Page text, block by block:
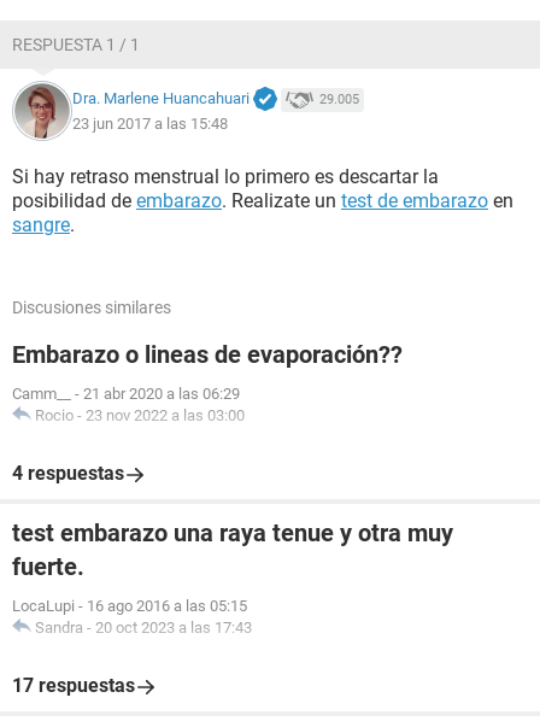
RESPUESTA 1 / 1
Dra. Marlene Huancahuari 29.005
23 jun 2017 a las 15:48
Si hay retraso menstrual lo primero es descartar la
posibilidad de embarazo. Realizate un test de embarazo en
sangre.
Discusiones similares
Embarazo o lineas de evaporación??
Camm__ - 21 abr 2020 a las 06:29
Rocio - 23 nov 2022 a las 03:00
4 respuestas
test embarazo una raya tenue y otra muy
fuerte.
LocaLupi - 16 ago 2016 a las 05:15
Sandra - 20 oct 2023 a las 17:43
17 respuestas